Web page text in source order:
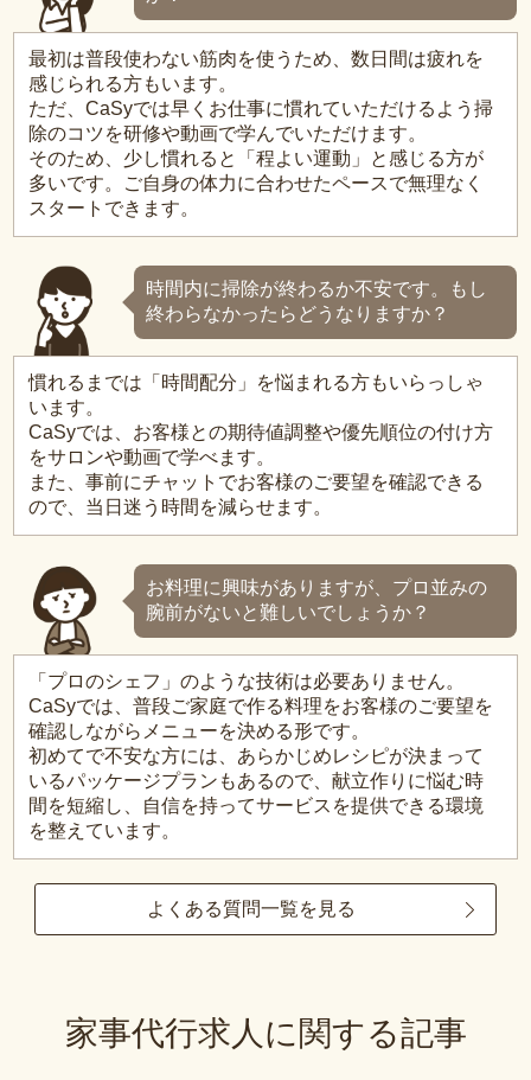
最初は普段使わない筋肉を使うため、数日間は疲れを
感じられる方もいます。
ただ、CaSyでは早くお仕事に慣れていただけるよう掃
除のコツを研修や動画で学んでいただけます。
そのため、少し慣れると「程よい運動」と感じる方が
多いです。ご自身の体力に合わせたペースで無理なく
スタートできます。
時間内に掃除が終わるか不安です。もし
終わらなかったらどうなりますか？
慣れるまでは「時間配分」を悩まれる方もいらっしゃ
います。
CaSyでは、お客様との期待値調整や優先順位の付け方
をサロンや動画で学べます。
また、事前にチャットでお客様のご要望を確認できる
ので、当日迷う時間を減らせます。
お料理に興味がありますが、プロ並みの
腕前がないと難しいでしょうか？
「プロのシェフ」のような技術は必要ありません。
CaSyでは、普段ご家庭で作る料理をお客様のご要望を
確認しながらメニューを決める形です。
初めてで不安な方には、あらかじめレシピが決まって
いるパッケージプランもあるので、献立作りに悩む時
間を短縮し、自信を持ってサービスを提供できる環境
を整えています。
よくある質問一覧を見る
家事代行求人に関する記事